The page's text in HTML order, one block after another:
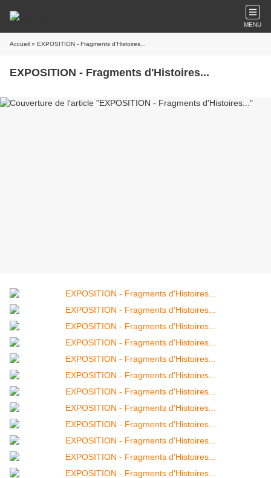
MENU
Accueil » EXPOSITION - Fragments d'Histoires...
EXPOSITION - Fragments d'Histoires...